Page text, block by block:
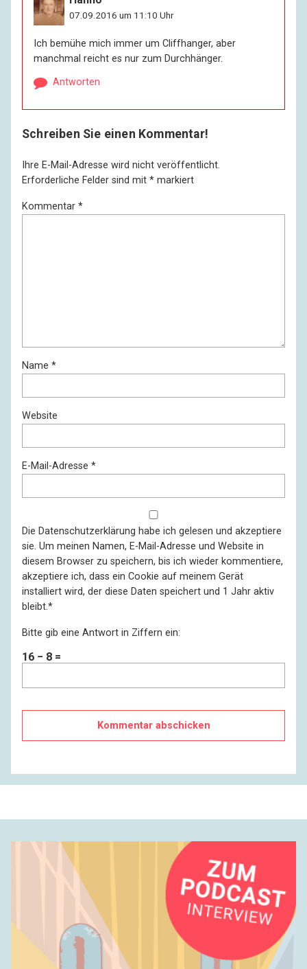
07.09.2016 um 11:10 Uhr
Ich bemühe mich immer um Cliffhanger, aber
manchmal reicht es nur zum Durchhänger.
Antworten
Schreiben Sie einen Kommentar!
Ihre E-Mail-Adresse wird nicht veröffentlicht.
Erforderliche Felder sind mit * markiert
Kommentar *
Name *
Website
E-Mail-Adresse *
Die Datenschutzerklärung habe ich gelesen und akzeptiere
sie. Um meinen Namen, E-Mail-Adresse und Website in
diesem Browser zu speichern, bis ich wieder kommentiere,
akzeptiere ich, dass ein Cookie auf meinem Gerät
installiert wird, der diese Daten speichert und 1 Jahr aktiv
bleibt.*
Bitte gib eine Antwort in Ziffern ein:
16 − 8 =